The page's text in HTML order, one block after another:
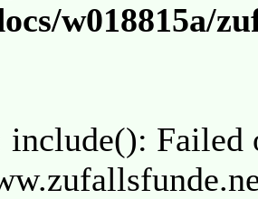
w018815a/
include(): Failed